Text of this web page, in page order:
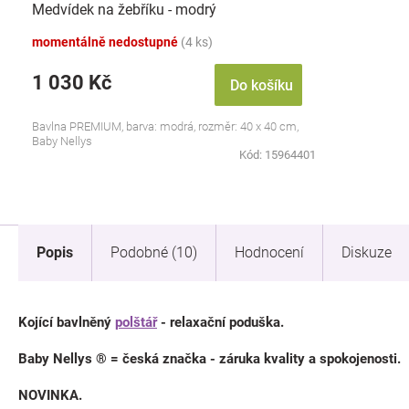
Medvídek na žebříku - modrý
momentálně nedostupné (4 ks)
1 030 Kč Do košíku
Bavlna PREMIUM, barva: modrá, rozměr: 40 x 40 cm,
Baby Nellys
Kód: 15964401
Popis Podobné (10) Hodnocení Diskuze
Kojící bavlněný polštář- relaxační poduška.
Baby Nellys ® = česká značka - záruka kvality a spokojenosti.
NOVINKA.